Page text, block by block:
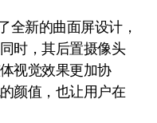
新的曲面屏设计，
时，其后置摄像头
视觉效果更加协
颜值，也让用户在